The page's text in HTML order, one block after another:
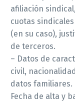
afiliación
cuotas
(en su caso),
de terceros.
– Datos de
civil,
datos familiares.
Fecha de alta y